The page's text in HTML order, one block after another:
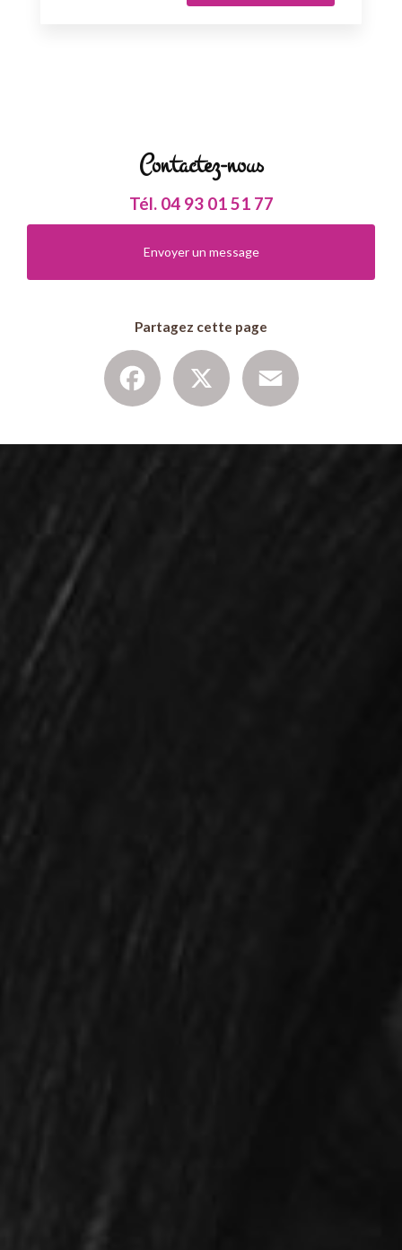
Contactez-nous
Tél. 04 93 01 51 77
Envoyer un message
Partagez cette page
Facebook